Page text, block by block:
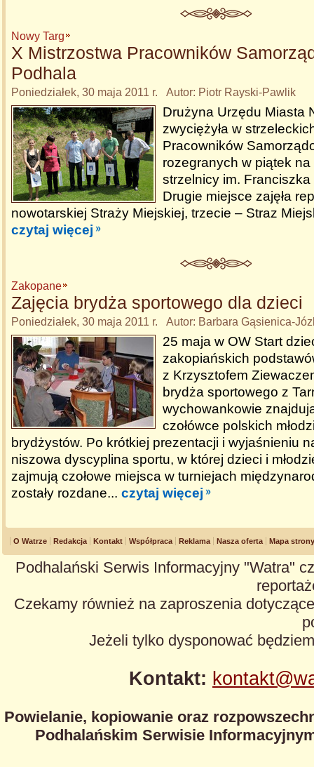
Nowy Targ
X Mistrzostwa Pracowników
Podhala
Poniedziałek, 30 maja 2011 r. Autor: Piotr Rayski-Pawlik
Drużyna Urzędu Miasta
zwyciężyła w
Pracowników
rozegranych w piątek
strzelnicy im.
Drugie miejsce zajęła
nowotarskiej Straży Miejskiej, trzecie – Straz
czytaj więcej
Zakopane
Zajęcia brydża sportowego dla dzieci
Poniedziałek, 30 maja 2011 r. Autor: Barbara Gąsienica-
25 maja w OW Start
zakopiańskich
z Krzysztofem
brydża sportowego z
wychowankowie
czołówce polskich
brydżystów. Po krótkiej prezentacji i wyjaśnieniu
niszowa dyscyplina sportu, w której dzieci i
zajmują czołowe miejsca w turniejach
zostały rozdane... czytaj więcej
O Watrze Redakcja Kontakt Współpraca Reklama Nasza oferta Mapa strony
Podhalański Serwis Informacyjny "Watra"
Czekamy również na zaproszenia
Jeżeli tylko dysponować
Kontakt:
Powielanie, kopiowanie oraz
Podhalańskim Serwisie